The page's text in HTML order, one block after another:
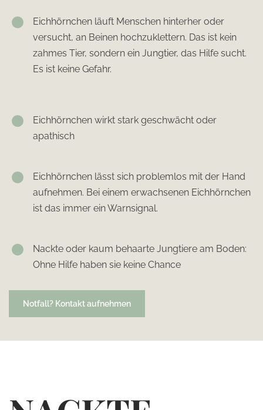
Eichhörnchen läuft Menschen hinterher oder
versucht, an Beinen hochzuklettern. Das ist kein
zahmes Tier, sondern ein Jungtier, das Hilfe sucht.
Es ist keine Gefahr.
Eichhörnchen wirkt stark geschwächt oder
apathisch
Eichhörnchen lässt sich problemlos mit der Hand
aufnehmen. Bei einem erwachsenen Eichhörnchen
ist das immer ein Warnsignal.
Nackte oder kaum behaarte Jungtiere am Boden:
Ohne Hilfe haben sie keine Chance
Notfall? Kontakt aufnehmen